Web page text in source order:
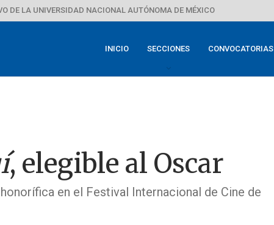
DE LA UNIVERSIDAD NACIONAL AUTÓNOMA DE MÉXICO
INICIO SECCIONES CONVOCATORIAS
, elegible al Oscar
en el Festival Internacional de Cine de